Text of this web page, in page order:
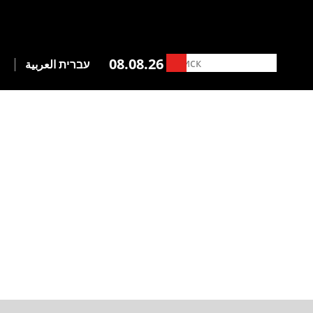
08.08.26 עבריתالعربية